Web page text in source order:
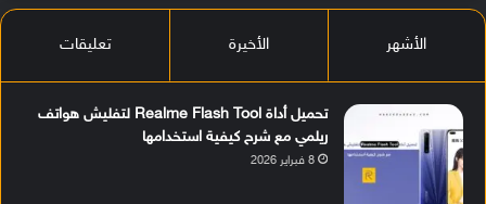
الأشهر الأخيرة تعليقات
تحميل أداة Realme Flash Tool لتفليش هواتف
ريلمي مع شرح كيفية استخدامها
8 فبراير 2026